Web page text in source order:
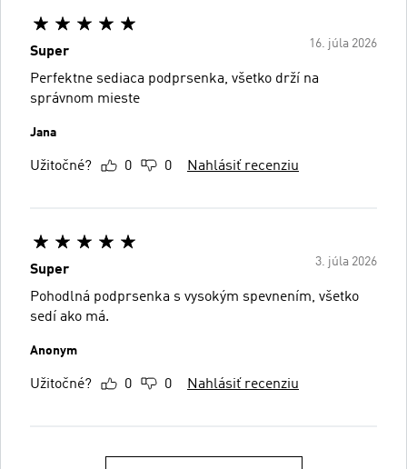
16. júla 2026
Super
Perfektne sediaca podprsenka, všetko drží na
správnom mieste
Jana
Užitočné? 0 0 Nahlásiť recenziu
3. júla 2026
Super
Pohodlná podprsenka s vysokým spevnením, všetko
sedí ako má.
Anonym
Užitočné? 0 0 Nahlásiť recenziu